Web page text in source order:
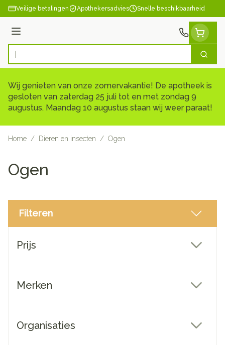
Ga naar de inhoud
Veilige betalingen Apothekersadvies Snelle beschikbaarheid
Menu
Product, merk, categorie... Zoek
Wij genieten van onze zomervakantie! De apotheek is
gesloten van zaterdag 25 juli tot en met zondag 9
augustus. Maandag 10 augustus staan wij weer paraat!
Home / Dieren en insecten / Ogen
Ogen
Filteren
Prijs
Merken
Organisaties